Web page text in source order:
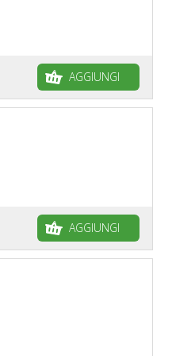
e parchi
AGGIUNGI
AGGIUNGI